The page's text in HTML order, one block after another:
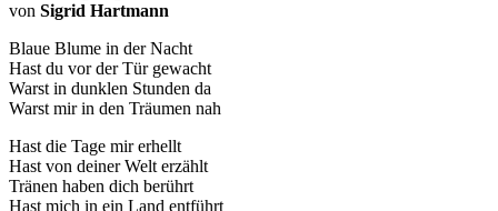
von Sigrid Hartmann
Blaue Blume in der Nacht
Hast du vor der Tür gewacht
Warst in dunklen Stunden da
Warst mir in den Träumen nah
Hast die Tage mir erhellt
Hast von deiner Welt erzählt
Tränen haben dich berührt
Hast mich in ein Land entführt